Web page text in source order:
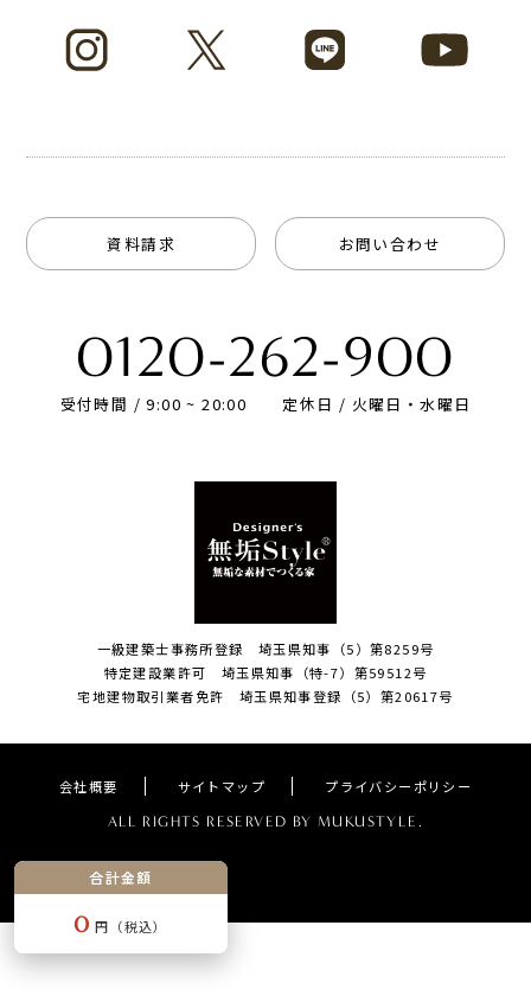
合計金額
0 円（税込）
資料請求 お問い合わせ
0120-262-900
受付時間 / 9:00 ~ 20:00 定休日 / 火曜日・水曜日
一級建築士事務所登録 埼玉県知事（5）第8259号
特定建設業許可 埼玉県知事（特-7）第59512号
宅地建物取引業者免許 埼玉県知事登録（5）第20617号
会社概要 サイトマップ プライバシーポリシー
ALL RIGHTS RESERVED BY MUKUSTYLE.